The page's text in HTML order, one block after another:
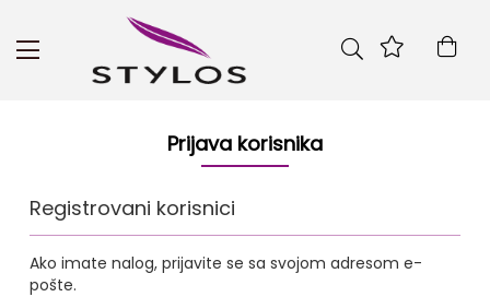
Skip
Prijava korisnika
Registrovani korisnici
Ako imate nalog, prijavite se sa svojom adresom e-
pošte.